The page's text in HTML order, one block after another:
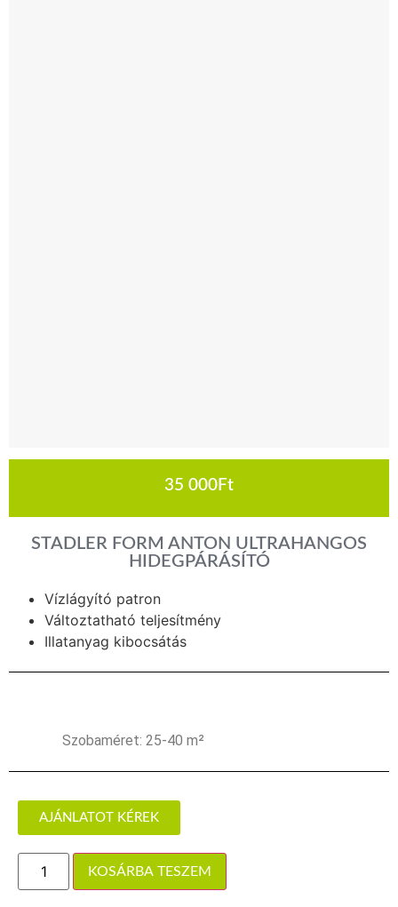
35 000Ft
STADLER FORM ANTON ULTRAHANGOS
HIDEGPÁRÁSÍTÓ
Vízlágyító patron
Változtatható teljesítmény
Illatanyag kibocsátás
Szobaméret: 25-40 m²
AJÁNLATOT KÉREK
KOSÁRBA TESZEM